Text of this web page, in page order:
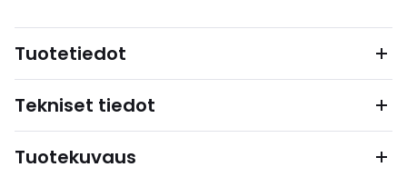
Tuotetiedot
Tekniset tiedot
Tuotekuvaus